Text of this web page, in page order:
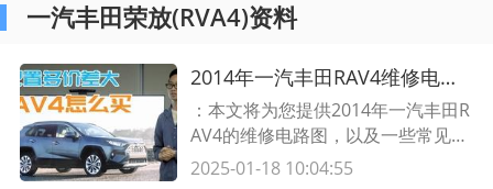
一汽丰田荣放(RVA4)资料
2014年一汽丰田RAV4维修电路图及常见故障排除指南
：本文将为您提供2014年一汽丰田R
AV4的维修电路图，以及一些常见故
障的排除指南。详细介绍了RAV4的
2025-01-18 10:04:55